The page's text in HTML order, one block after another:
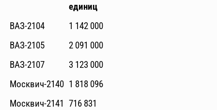
единиц
ВАЗ-2104
1 142 000
ВАЗ-2105
2 091 000
ВАЗ-2107
3 123 000
Москвич-2140 1 818 096
Москвич-2141 716 831